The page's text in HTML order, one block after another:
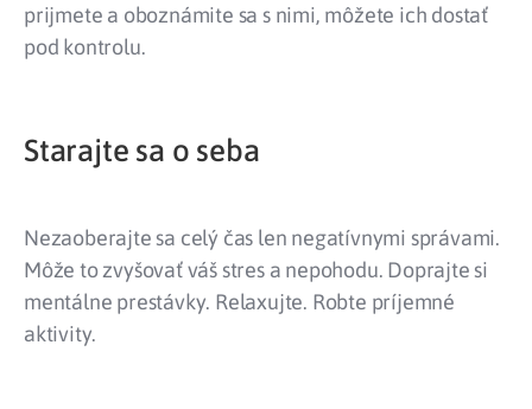
prijmete a oboznámite sa s nimi, môžete ich dostať
pod kontrolu.
Starajte sa o seba
Nezaoberajte sa celý čas len negatívnymi správami.
Môže to zvyšovať váš stres a nepohodu. Doprajte si
mentálne prestávky. Relaxujte. Robte príjemné
aktivity.